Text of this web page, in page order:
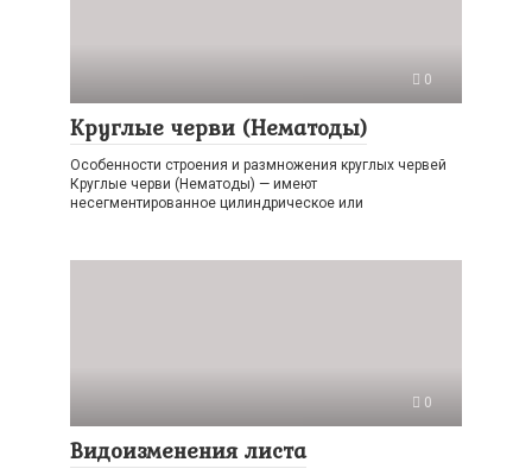
0
Круглые черви (Нематоды)
Особенности строения и размножения круглых червей
Круглые черви (Нематоды) — имеют
несегментированное цилиндрическое или
0
Видоизменения листа